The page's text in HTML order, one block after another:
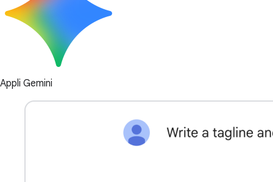
Appli Gemini